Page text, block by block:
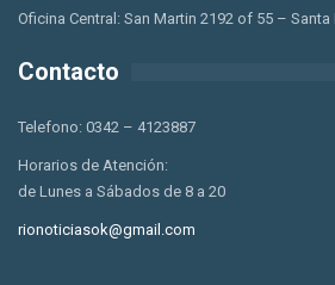
Oficina Central: San Martin 2192 of 55 –
Contacto
Telefono: 0342 – 4123887
Horarios de Atención:
de Lunes a Sábados de 8 a 20
rionoticiasok@gmail.com